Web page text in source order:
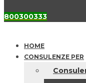
800300333
HOME
CONSULENZE PER